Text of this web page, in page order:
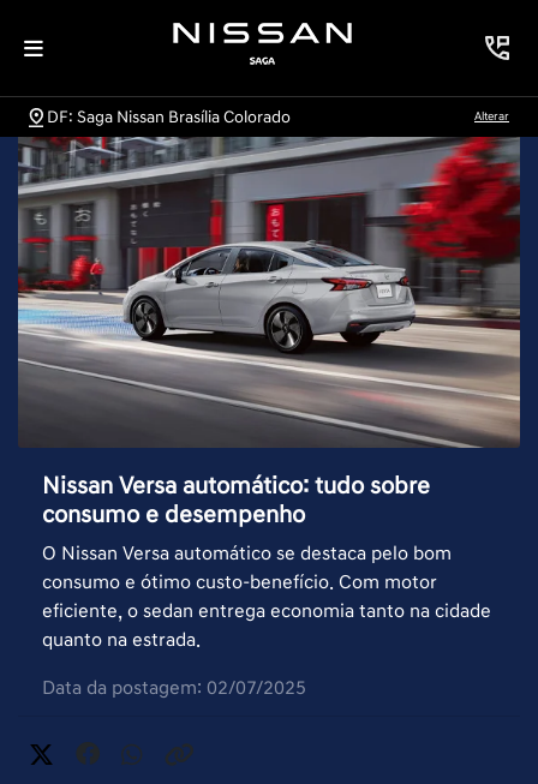
DF: Saga Nissan Brasília Colorado Alterar
Nissan Versa automático: tudo sobre
consumo e desempenho
O Nissan Versa automático se destaca pelo bom
consumo e ótimo custo-benefício. Com motor
eficiente, o sedan entrega economia tanto na cidade
quanto na estrada.
Data da postagem: 02/07/2025